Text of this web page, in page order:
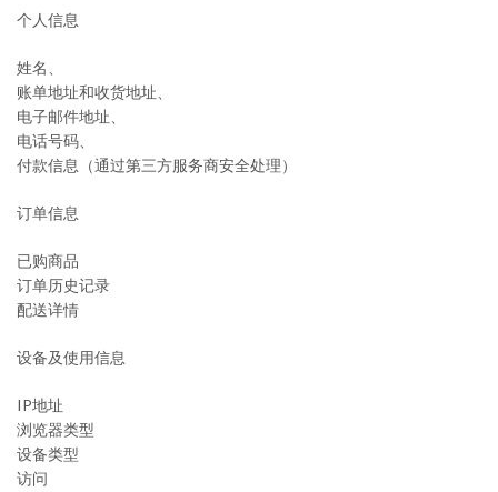
个人信息
姓名、
账单地址和收货地址、
电子邮件地址、
电话号码、
付款信息（通过第三方服务商安全处理）
订单信息
已购商品
订单历史记录
配送详情
设备及使用信息
IP地址
浏览器类型
设备类型
访问